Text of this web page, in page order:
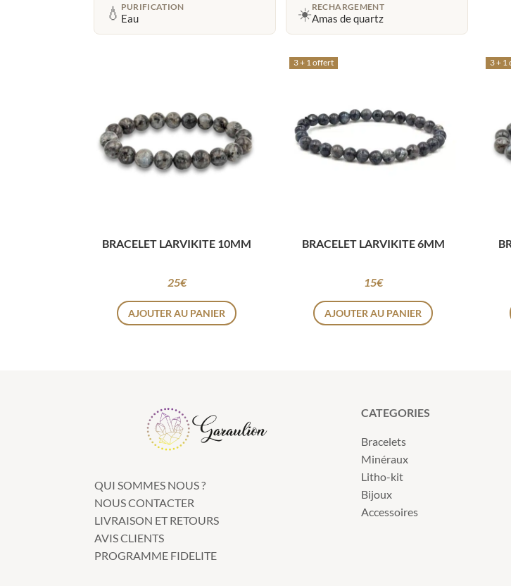
💧 PURIFICATION
Eau ☀️RECHARGEMENT
Amas de quartz
BRACELET LARVIKITE 10MM
25€
AJOUTER AU PANIER
3 + 1 offert
BRACELET LARVIKITE 6MM
15€
AJOUTER AU PANIER
3 + 1
QUI SOMMES NOUS ?
NOUS CONTACTER
LIVRAISON ET RETOURS
AVIS CLIENTS
PROGRAMME FIDELITE
CATEGORIES
Bracelets
Minéraux
Litho-kit
Bijoux
Accessoires